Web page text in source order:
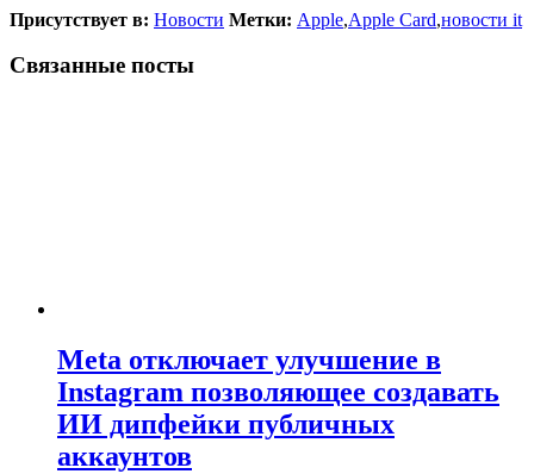
Присутствует в: Новости Метки: Apple,Apple Card,новости it
Связанные посты
Meta отключает улучшение в
Instagram позволяющее создавать
ИИ дипфейки публичных
аккаунтов